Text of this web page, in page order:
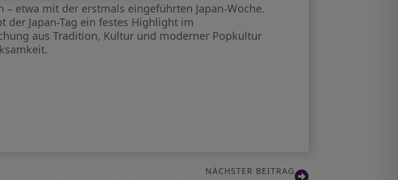
etwa mit der erstmals eingeführten Japan-Woche.
Japan-Tag ein festes Highlight im
aus Tradition, Kultur und moderner Popkultur
NÄCHSTER BEITRAG